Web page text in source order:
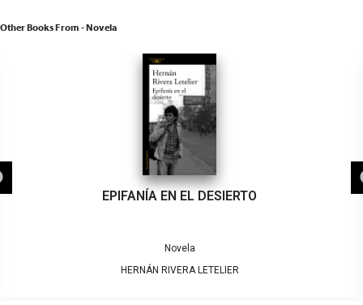
Other Books From - Novela
EPIFANÍA EN EL DESIERTO
Novela
HERNÁN RIVERA LETELIER